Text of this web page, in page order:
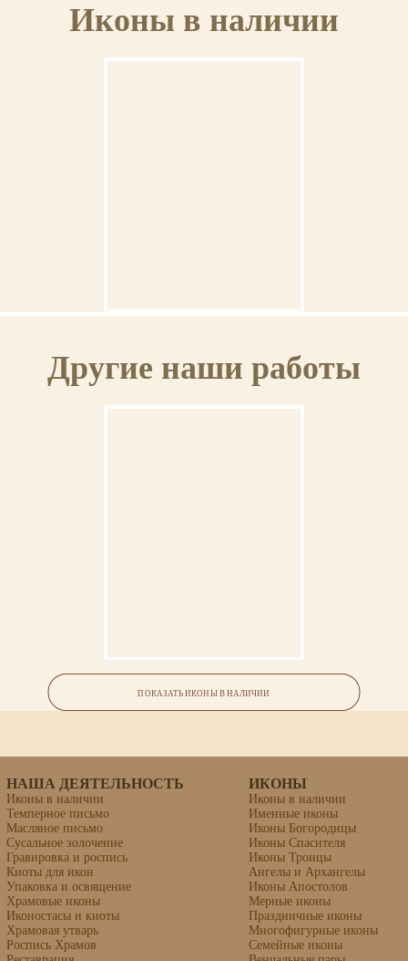
К иконе прилагается сертификат с указанием мастера, материалов и отделки
иконы.
ГАРАНТИЯ
Иконы в наличии
Другие наши работы
Икона «Василий Рязанский»
ПОКАЗАТЬ ИКОНЫ В НАЛИЧИИ
НАША ДЕЯТЕЛЬНОСТЬ
Иконы в наличии
Темперное письмо
Масляное письмо
Сусальное золочение
Гравировка и роспись
Киоты для икон
Упаковка и освящение
Храмовые иконы
Иконостасы и киоты
Храмовая утварь
Роспись Храмов
ИКОНЫ
Иконы в наличии
Именные иконы
Иконы Богородицы
Иконы Спасителя
Иконы Троицы
Ангелы и Архангелы
Иконы Апостолов
Мерные иконы
Праздничные иконы
Многофигурные иконы
Семейные иконы